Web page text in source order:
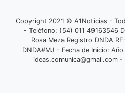
Copyright 2021 © A1Noticias -
- Teléfono: (54) 011 49163546
Rosa Meza Registro DNDA
DNDA#MJ - Fecha de Inicio:
ideas.comunica@gmail.com-